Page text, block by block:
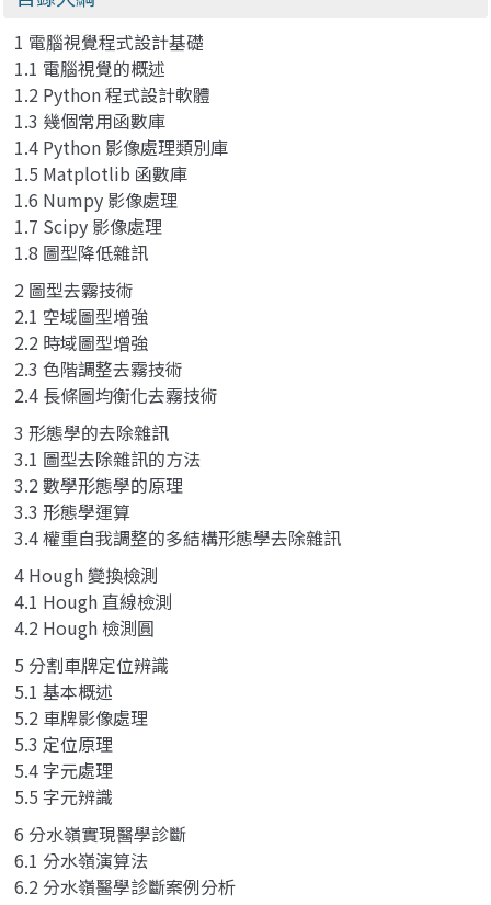
1 電腦視覺程式設計基礎
1.1 電腦視覺的概述
1.2 Python 程式設計軟體
1.3 幾個常用函數庫
1.4 Python 影像處理類別庫
1.5 Matplotlib 函數庫
1.6 Numpy 影像處理
1.7 Scipy 影像處理
1.8 圖型降低雜訊
2 圖型去霧技術
2.1 空域圖型增強
2.2 時域圖型增強
2.3 色階調整去霧技術
2.4 長條圖均衡化去霧技術
3 形態學的去除雜訊
3.1 圖型去除雜訊的方法
3.2 數學形態學的原理
3.3 形態學運算
3.4 權重自我調整的多結構形態學去除雜訊
4 Hough 變換檢測
4.1 Hough 直線檢測
4.2 Hough 檢測圓
5 分割車牌定位辨識
5.1 基本概述
5.2 車牌影像處理
5.3 定位原理
5.4 字元處理
5.5 字元辨識
6 分水嶺實現醫學診斷
6.1 分水嶺演算法
6.2 分水嶺醫學診斷案例分析